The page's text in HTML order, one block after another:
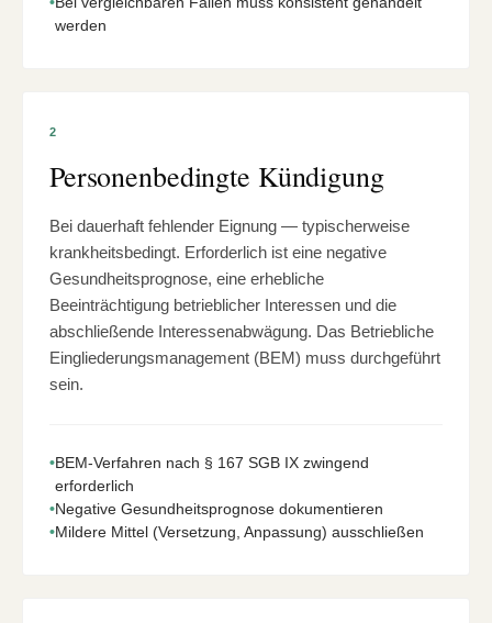
werden
2
Personenbedingte Kündigung
Bei dauerhaft fehlender Eignung — typischerweise
krankheitsbedingt. Erforderlich ist eine negative
Gesundheitsprognose, eine erhebliche
Beeinträchtigung betrieblicher Interessen und die
abschließende Interessenabwägung. Das Betriebliche
Eingliederungsmanagement (BEM) muss durchgeführt
sein.
•BEM-Verfahren nach § 167 SGB IX zwingend
erforderlich
•Negative Gesundheitsprognose dokumentieren
•Mildere Mittel (Versetzung, Anpassung) ausschließen